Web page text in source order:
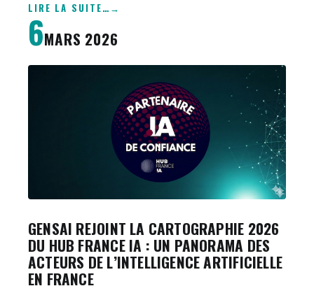
LIRE LA SUITE…
6MARS 2026
GENSAI REJOINT LA CARTOGRAPHIE 2026
DU HUB FRANCE IA : UN PANORAMA DES
ACTEURS DE L’INTELLIGENCE ARTIFICIELLE
EN FRANCE